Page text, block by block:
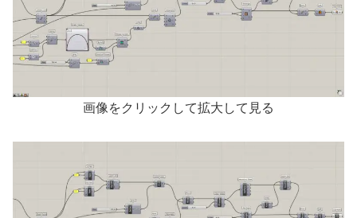
画像をクリックして拡大して見る